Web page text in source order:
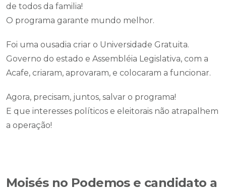
de todos da familia!
O programa garante mundo melhor.
Foi uma ousadia criar o Universidade Gratuita.
Governo do estado e Assembléia Legislativa, com a
Acafe, criaram, aprovaram, e colocaram a funcionar.
Agora, precisam, juntos, salvar o programa!
E que interesses políticos e eleitorais não atrapalhem
a operação!
Moisés no Podemos e candidato a